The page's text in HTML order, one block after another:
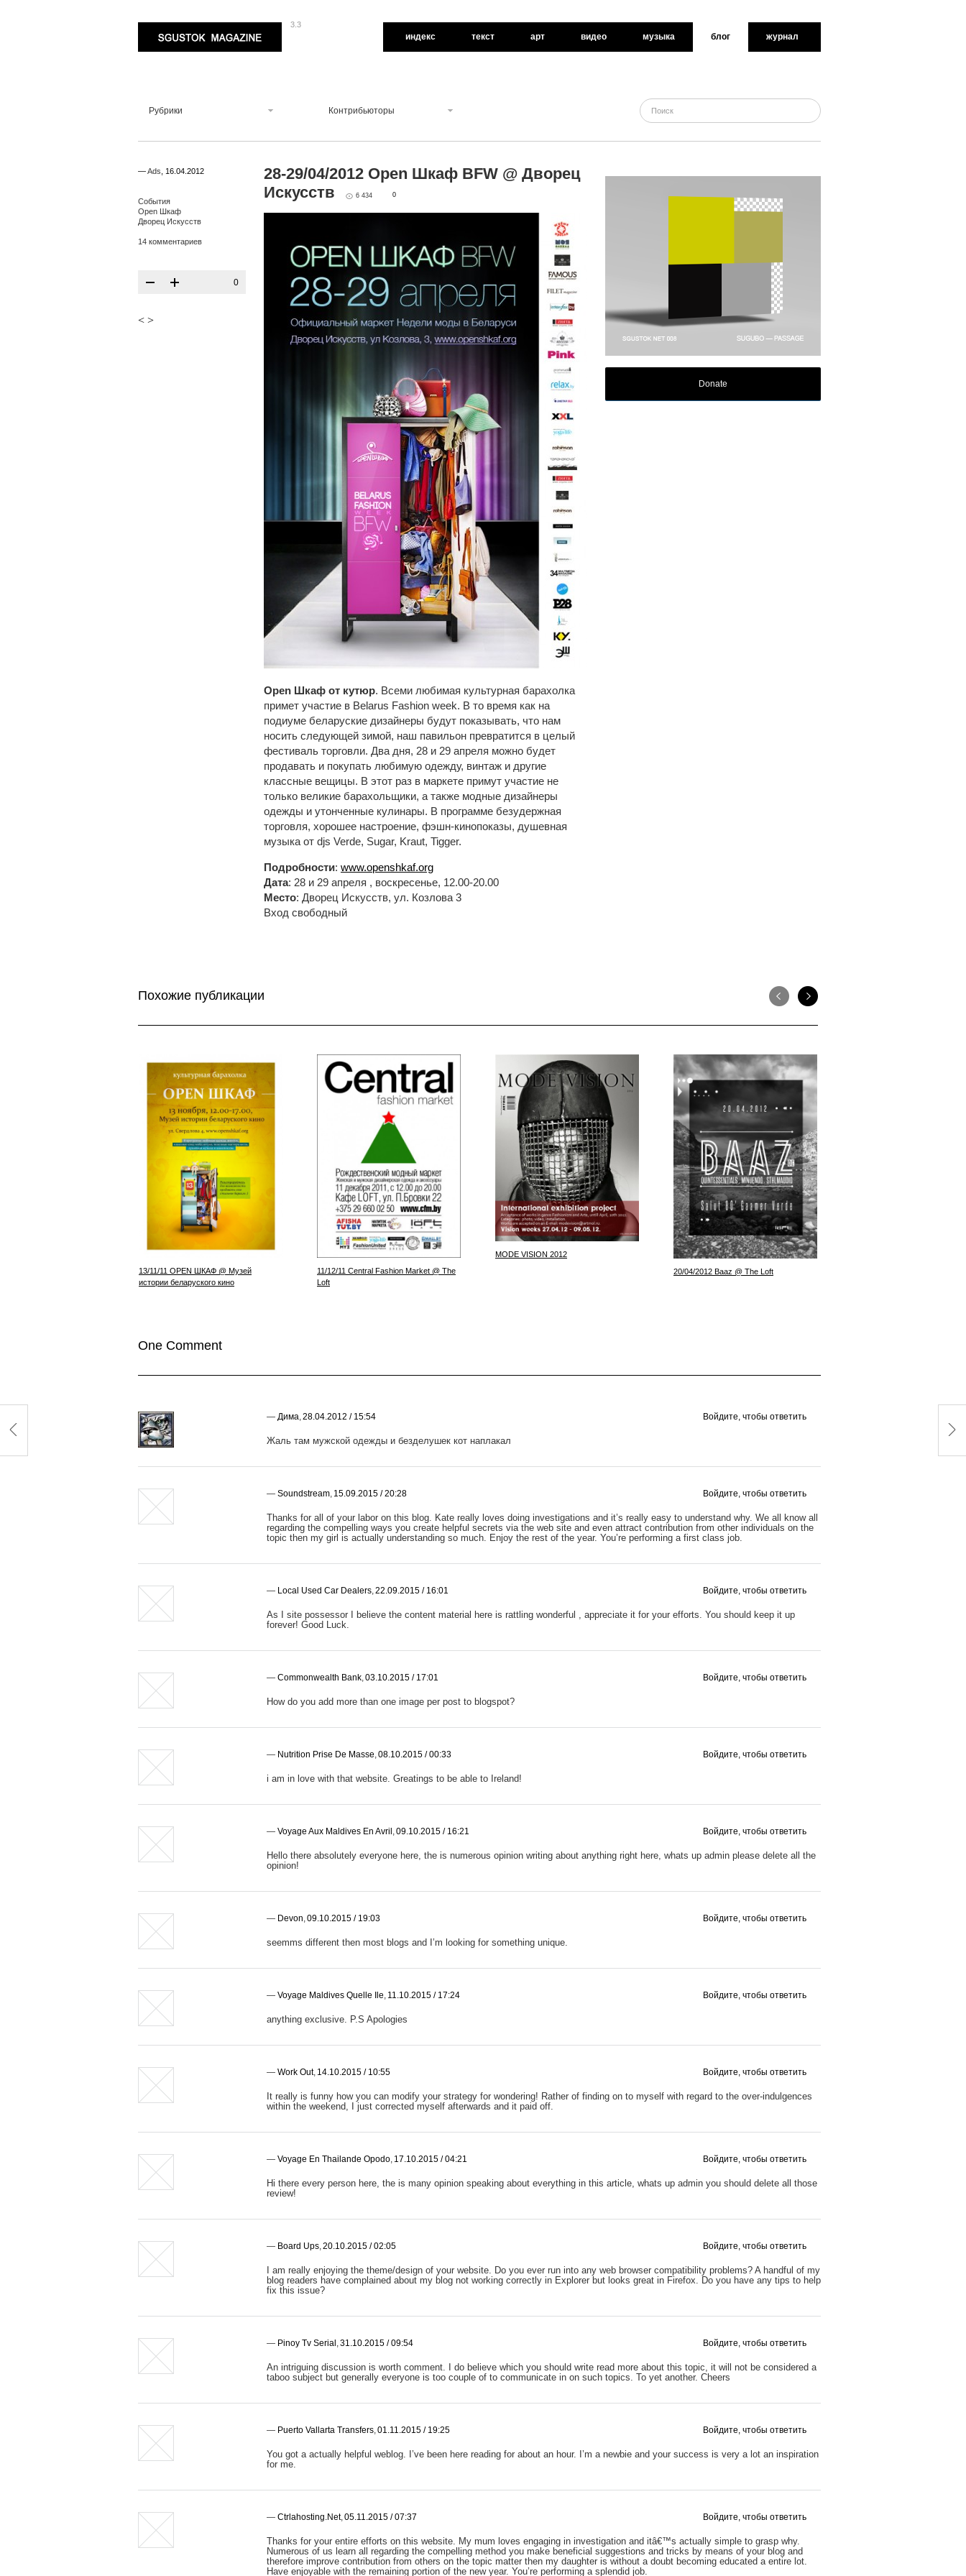
3.3
индекс текст арт видео музыка блог журнал
Рубрики Контрибьюторы
—Ads 16.04.2012
События
Open Шкаф
Дворец Искусств
14 комментариев
0
< >
28-29/04/2012 Open Шкаф BFW @ Дворец
Искусств
6 434 0
Open Шкаф от кутюр. Всеми любимая культурная барахолка
примет участие в Belarus Fashion week. В то время как на
подиуме беларуские дизайнеры будут показывать, что нам
носить следующей зимой, наш павильон превратится в целый
фестиваль торговли. Два дня, 28 и 29 апреля можно будет
продавать и покупать любимую одежду, винтаж и другие
классные вещицы. В этот раз в маркете примут участие не
только великие барахольщики, а также модные дизайнеры
одежды и утонченные кулинары. В программе безудержная
торговля, хорошее настроение, фэшн-кинопоказы, душевная
музыка от djs Verde, Sugar, Kraut, Tigger.
Подробности: www.openshkaf.org
Дата: 28 и 29 апреля , воскресенье, 12.00-20.00
Место: Дворец Искусств, ул. Козлова 3
Вход свободный
Donate
Похожие публикации
13/11/11 OPEN ШКАФ @ Музей
истории беларуского кино
11/12/11 Central Fashion Market @ The
Loft
MODE VISION 2012
20/04/2012 Baaz @ The Loft
One Comment
— Дима,28.04.2012 / 15:54 Войдите, чтобы ответить
Жаль там мужской одежды и безделушек кот наплакал
— Soundstream, 15.09.2015 / 20:28 Войдите, чтобы ответить
Thanks for all of your labor on this blog. Kate really loves doing investigations and it’s really easy to understand why. We all know all
regarding the compelling ways you create helpful secrets via the web site and even attract contribution from other individuals on the
topic then my girl is actually understanding so much. Enjoy the rest of the year. You’re performing a first class job.
— Local Used Car Dealers,22.09.2015 / 16:01 Войдите, чтобы ответить
As I site possessor I believe the content material here is rattling wonderful , appreciate it for your efforts. You should keep it up
forever! Good Luck.
— Commonwealth Bank,03.10.2015 / 17:01 Войдите, чтобы ответить
How do you add more than one image per post to blogspot?
— Nutrition Prise De Masse,08.10.2015 / 00:33 Войдите, чтобы ответить
i am in love with that website. Greatings to be able to Ireland!
— Voyage Aux Maldives En Avril ,09.10.2015 / 16:21 Войдите, чтобы ответить
Hello there absolutely everyone here, the is numerous opinion writing about anything right here, whats up admin please delete all the
opinion!
— Devon,09.10.2015 / 19:03 Войдите, чтобы ответить
seemms different then most blogs and I’m looking for something unique.
— Voyage Maldives Quelle Ile, 11.10.2015 / 17:24 Войдите, чтобы ответить
anything exclusive. P.S Apologies
— Work Out, 14.10.2015 / 10:55 Войдите, чтобы ответить
It really is funny how you can modify your strategy for wondering! Rather of finding on to myself with regard to the over-indulgences
within the weekend, I just corrected myself afterwards and it paid off.
— Voyage En Thailande Opodo, 17.10.2015 / 04:21 Войдите, чтобы ответить
Hi there every person here, the is many opinion speaking about everything in this article, whats up admin you should delete all those
review!
— Board Ups,20.10.2015 / 02:05 Войдите, чтобы ответить
I am really enjoying the theme/design of your website. Do you ever run into any web browser compatibility problems? A handful of my
blog readers have complained about my blog not working correctly in Explorer but looks great in Firefox. Do you have any tips to help
fix this issue?
— Pinoy Tv Serial ,31.10.2015 / 09:54 Войдите, чтобы ответить
An intriguing discussion is worth comment. I do believe which you should write read more about this topic, it will not be considered a
taboo subject but generally everyone is too couple of to communicate in on such topics. To yet another. Cheers
— Puerto Vallarta Transfers,01.11.2015 / 19:25 Войдите, чтобы ответить
You got a actually helpful weblog. I’ve been here reading for about an hour. I’m a newbie and your success is very a lot an inspiration
for me.
— Ctrlahosting.net,05.11.2015 / 07:37 Войдите, чтобы ответить
Thanks for your entire efforts on this website. My mum loves engaging in investigation and itâ€™s actually simple to grasp why.
Numerous of us learn all regarding the compelling method you make beneficial suggestions and tricks by means of your blog and
therefore improve contribution from others on the topic matter then my daughter is without a doubt becoming educated a entire lot.
Have enjoyable with the remaining portion of the new year. You’re performing a splendid job.